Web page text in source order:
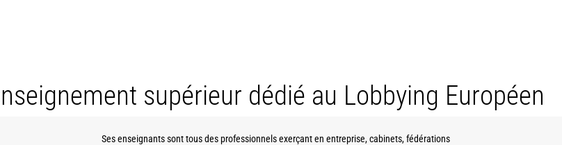
supérieur dédié au Lobbying Européen
Ses enseignants sont tous des professionnels exerçant en entreprise, cabinets, fédérations